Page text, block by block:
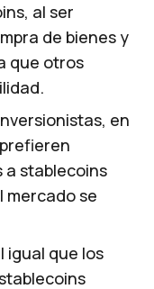
al ser
de bienes y
que otros
en
stablecoins
mercado se
igual que los